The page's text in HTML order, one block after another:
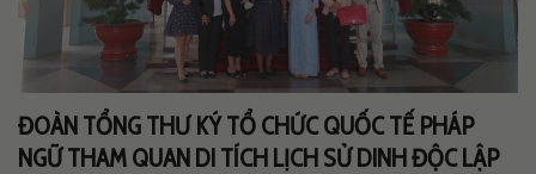
ĐOÀN TỔNG THƯ KÝ TỔ CHỨC QUỐC TẾ PHÁP
NGỮ THAM QUAN DI TÍCH LỊCH SỬ DINH ĐỘC LẬP